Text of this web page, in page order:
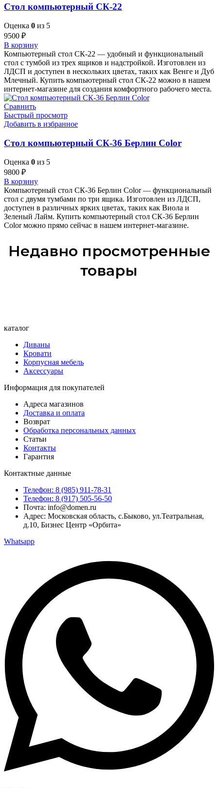
Стол компьютерный СК-22
Оценка 0 из 5
9500 ₽
В корзину
Компьютерный стол СК-22 — удобный и функциональный
стол с тумбой из трех ящиков и надстройкой. Изготовлен из
ЛДСП и доступен в нескольких цветах, таких как Венге и Дуб
Млечный. Купить компьютерный стол СК-22 можно в нашем
интернет-магазине для создания комфортного рабочего места.
Сравнить
Быстрый просмотр
Добавить в избранное
Стол компьютерный СК-36 Берлин Сolor
Оценка 0 из 5
9800 ₽
В корзину
Компьютерный стол СК-36 Берлин Color — функциональный
стол с двумя тумбами по три ящика. Изготовлен из ЛДСП,
доступен в различных ярких цветах, таких как Виола и
Зеленый Лайм. Купить компьютерный стол СК-36 Берлин
Color можно прямо сейчас в нашем интернет-магазине.
Недавно просмотренные
товары
каталог
Диваны
Кровати
Корпусная мебель
Аксессуары
Информация для покупателей
Адреса магазинов
Доставка и оплата
Возврат
Обработка персональных данных
Статьи
Контакты
Гарантия
Контактные данные
Телефон: 8 (985) 911-78-31
Телефон: 8 (917) 505-56-50
Почта: info@domen.ru
Адрес: Московская область, с.Быково, ул.Театральная,
д.10, Бизнес Центр «Орбита»
Whatsapp